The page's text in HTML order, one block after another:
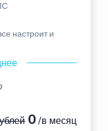
настроит и
0 /в месяц